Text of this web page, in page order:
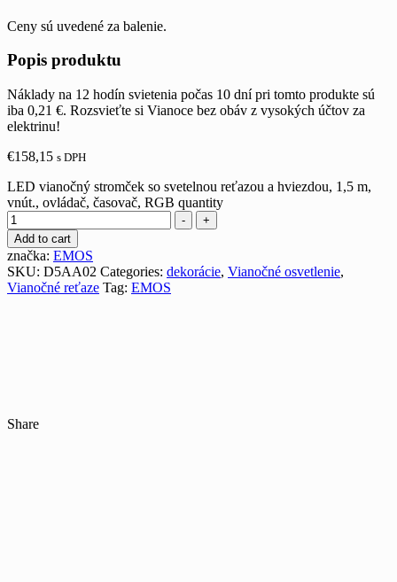
Ceny sú uvedené za balenie.
Popis produktu
Náklady na 12 hodín svietenia počas 10 dní pri tomto produkte sú
iba 0,21 €. Rozsvieťte si Vianoce bez obáv z vysokých účtov za
elektrinu!
€158,15 s DPH
LED vianočný stromček so svetelnou reťazou a hviezdou, 1,5 m,
vnút., ovládač, časovač, RGB quantity
-
+
Add to cart
značka: EMOS
SKU: D5AA02 Categories: dekorácie, Vianočné osvetlenie,
Vianočné reťaze Tag: EMOS
Share